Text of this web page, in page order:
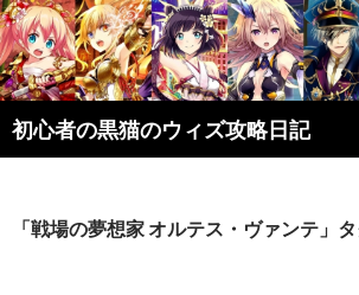
初心者の黒猫のウィズ攻略日記
検
索
ン「戦場の夢想家 オルテス・ヴァンテ」